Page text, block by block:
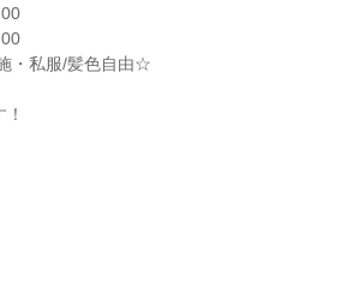
・私服/髪色自由☆